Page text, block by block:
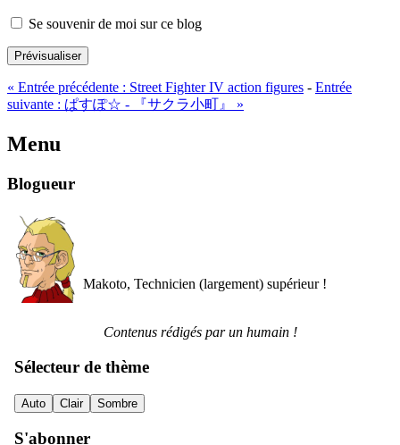
Se souvenir de moi sur ce blog
Prévisualiser
« Entrée précédente : Street Fighter IV action figures - Entrée
suivante : ぱすぽ☆ - 『サクラ小町』 »
Menu
Blogueur
Makoto, Technicien (largement) supérieur !
Contenus rédigés par un humain !
Sélecteur de thème
Auto Clair Sombre
S'abonner